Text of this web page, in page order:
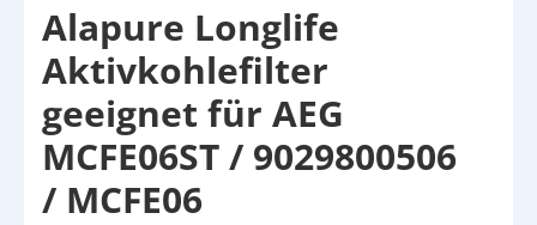
EIGENMARKE
Alapure Longlife
Aktivkohlefilter
geeignet für AEG
MCFE06ST / 9029800506
/ MCFE06